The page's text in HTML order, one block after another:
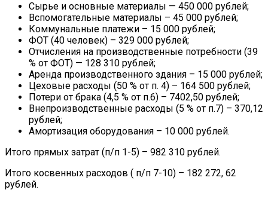
Сырье и основные материалы — 450 000 рублей;
Вспомогательные материалы – 45 000 рублей;
Коммунальные платежи – 15 000 рублей;
ФОТ (40 человек) – 329 000 рублей;
Отчисления на производственные потребности (39
% от ФОТ) — 128 310 рублей;
Аренда производственного здания – 15 000 рублей;
Цеховые расходы (50 % от п. 4) – 164 500 рублей;
Потери от брака (4,5 % от п.6) – 7402,50 рублей;
Внепроизводственные расходы (5 % от п.7) – 370,12
рублей;
Амортизация оборудования – 10 000 рублей.
Итого прямых затрат (п/п 1-5) – 982 310 рублей.
Итого косвенных расходов ( п/п 7-10) – 182 272, 62
рублей.